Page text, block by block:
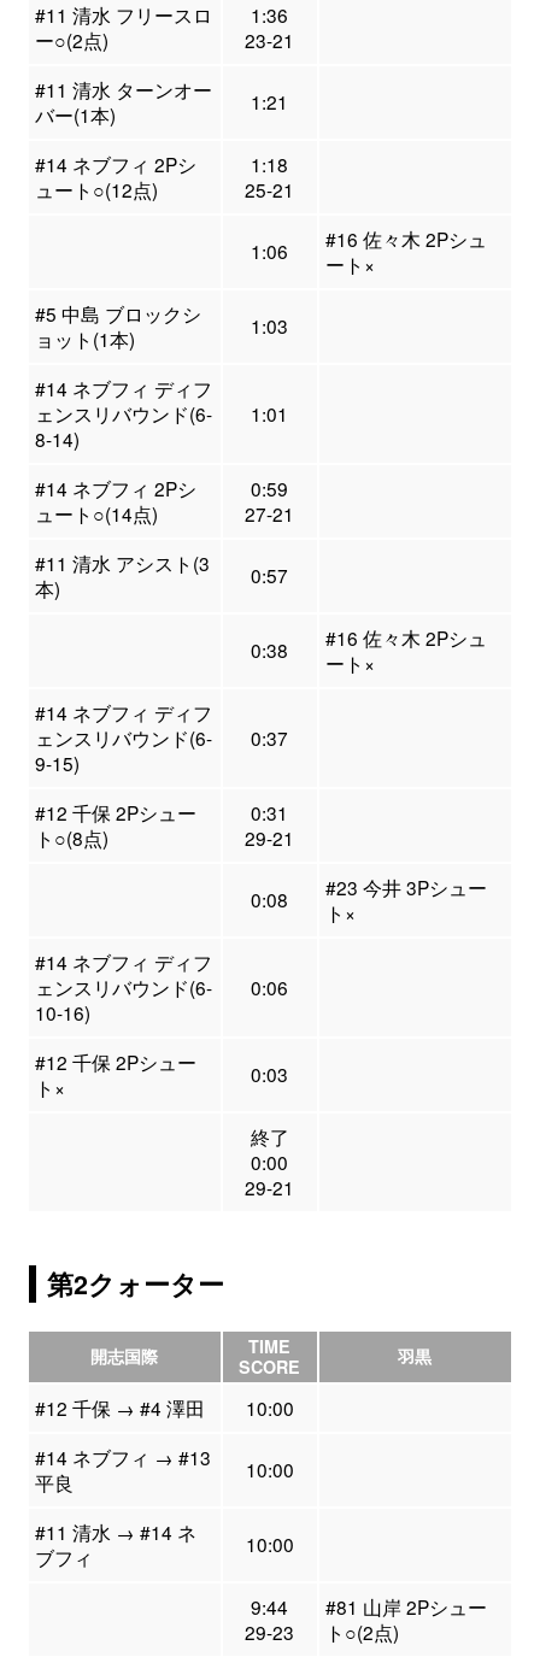
#11 清水 フリースロ
ー○(2点)
1:36
23-21
#11 清水 ターンオー
バー(1本)
1:21
#14 ネブフィ 2Pシ
ュート○(12点)
1:18
25-21
1:06
#16 佐々木 2Pシュ
ート×
#5 中島 ブロックシ
ョット(1本)
1:03
#14 ネブフィ ディフ
ェンスリバウンド(6-
8-14)
1:01
#14 ネブフィ 2Pシ
ュート○(14点)
0:59
27-21
#11 清水 アシスト(3
本)
0:57
0:38
#16 佐々木 2Pシュ
ート×
#14 ネブフィ ディフ
ェンスリバウンド(6-
9-15)
0:37
#12 千保 2Pシュー
ト○(8点)
0:31
29-21
0:08
#23 今井 3Pシュー
ト×
#14 ネブフィ ディフ
ェンスリバウンド(6-
10-16)
0:06
#12 千保 2Pシュー
ト×
0:03
終了
0:00
29-21
第2クォーター
開志国際
TIME
SCORE
羽黒
#12 千保 → #4 澤田
10:00
#14 ネブフィ → #13
平良
10:00
#11 清水 → #14 ネ
ブフィ
10:00
9:44
29-23
#81 山岸 2Pシュー
ト○(2点)